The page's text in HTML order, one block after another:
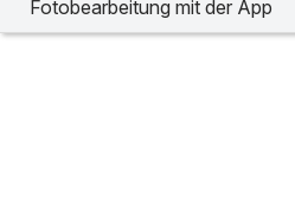
Fotobearbeitung mit der App